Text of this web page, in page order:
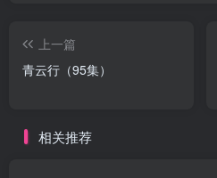
上一篇
青云行（95集）
相关推荐